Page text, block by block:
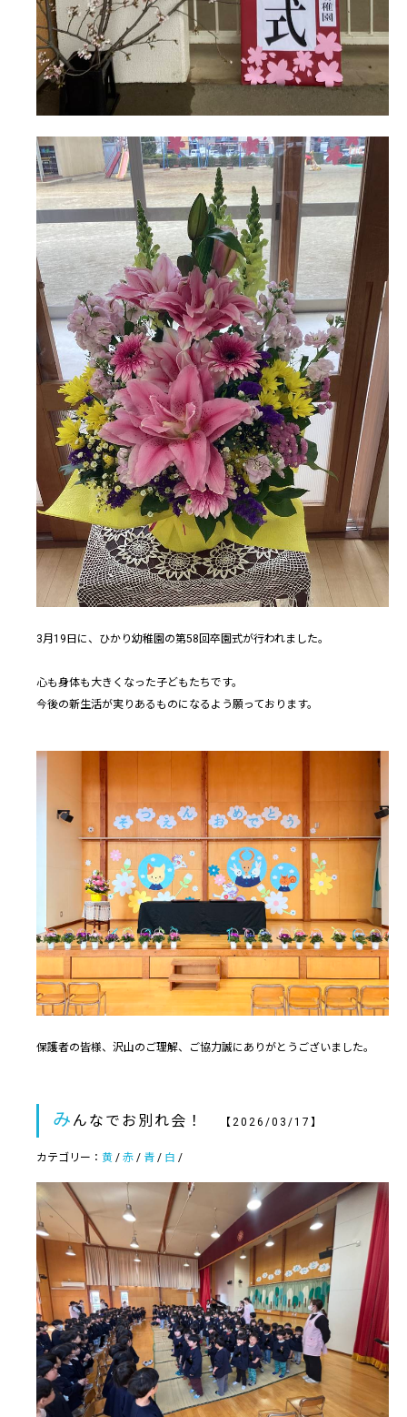
3月19日に、ひかり幼稚園の第58回卒園式が行われました。
心も身体も大きくなった子どもたちです。
今後の新生活が実りあるものになるよう願っております。
保護者の皆様、沢山のご理解、ご協力誠にありがとうございました。
み んなでお別れ会！ 【2026/03/17】
カテゴリー： 黄 / 赤 / 青 / 白 /